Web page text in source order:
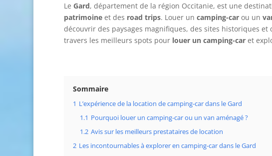
Le Gard, département de la région Occitanie, est une
patrimoineet des road trips. Louer un camping-carou un
découvrir des paysages magnifiques, des sites historiques
travers les meilleurs spots pour louer un camping-caret
Sommaire
1 L’expérience de la location de camping-car dans le Gard
1.1 Pourquoi louer un camping-car ou un van aménagé ?
1.2 Avis sur les meilleurs prestataires de location
2 Les incontournables à explorer en camping-car dans le Gard